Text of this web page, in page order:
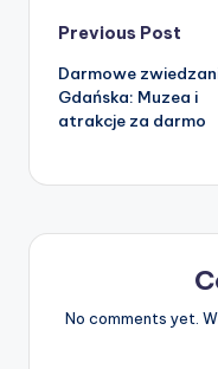
Post
Previous Post
Darmowe
Gdańska: Muzea i
atrakcje za darmo
No comments yet.